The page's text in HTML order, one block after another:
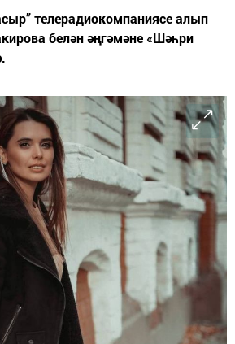
телерадиокомпаниясе алып
белән әңгәмәне «Шәһри